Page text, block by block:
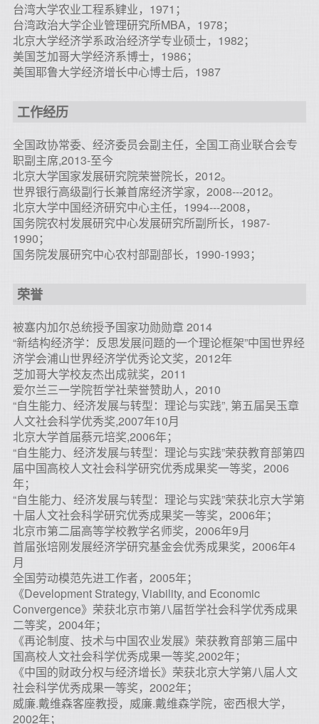
台湾大学农业工程系肄业，1971；
台湾政治大学企业管理研究所MBA，1978；
北京大学经济学系政治经济学专业硕士，1982；
美国芝加哥大学经济系博士，1986；
美国耶鲁大学经济增长中心博士后，1987
工作经历
全国政协常委、经济委员会副主任，全国工商业联合会专
职副主席,2013-至今
北京大学国家发展研究院荣誉院长，2012。
世界银行高级副行长兼首席经济学家，2008---2012。
北京大学中国经济研究中心主任，1994---2008，
国务院农村发展研究中心发展研究所副所长，1987-
1990；
国务院发展研究中心农村部副部长，1990-1993；
荣誉
被塞内加尔总统授予国家功勋勋章 2014
“新结构经济学：反思发展问题的一个理论框架”中国世界经
济学会浦山世界经济学优秀论文奖，2012年
芝加哥大学校友杰出成就奖，2011
爱尔兰三一学院哲学社荣誉赞助人，2010
“自生能力、经济发展与转型：理论与实践”, 第五届吴玉章
人文社会科学优秀奖,2007年10月
北京大学首届蔡元培奖,2006年；
“自生能力、经济发展与转型：理论与实践”荣获教育部第四
届中国高校人文社会科学研究优秀成果奖一等奖，2006
年；
“自生能力、经济发展与转型：理论与实践”荣获北京大学第
十届人文社会科学研究优秀成果奖一等奖，2006年；
北京市第二届高等学校教学名师奖，2006年9月
首届张培刚发展经济学研究基金会优秀成果奖，2006年4
月
全国劳动模范先进工作者，2005年；
《Development Strategy, Viability, and Economic
Convergence》荣获北京市第八届哲学社会科学优秀成果
二等奖，2004年；
《再论制度、技术与中国农业发展》荣获教育部第三届中
国高校人文社会科学优秀成果一等奖,2002年；
《中国的财政分权与经济增长》荣获北京大学第八届人文
社会科学优秀成果一等奖，2002年；
威廉.戴维森客座教授，威廉.戴维森学院，密西根大学，
2002年；